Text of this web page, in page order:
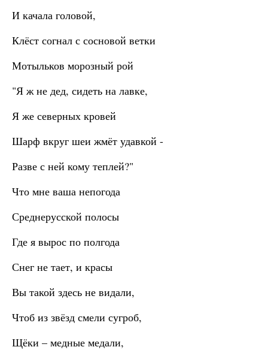
И качала головой,
Клёст согнал с сосновой ветки
Мотыльков морозный рой
"Я ж не дед, сидеть на лавке,
Я же северных кровей
Шарф вкруг шеи жмёт удавкой -
Разве с ней кому теплей?"
Что мне ваша непогода
Среднерусской полосы
Где я вырос по полгода
Снег не тает, и красы
Вы такой здесь не видали,
Чтоб из звёзд смели сугроб,
Щёки – медные медали,